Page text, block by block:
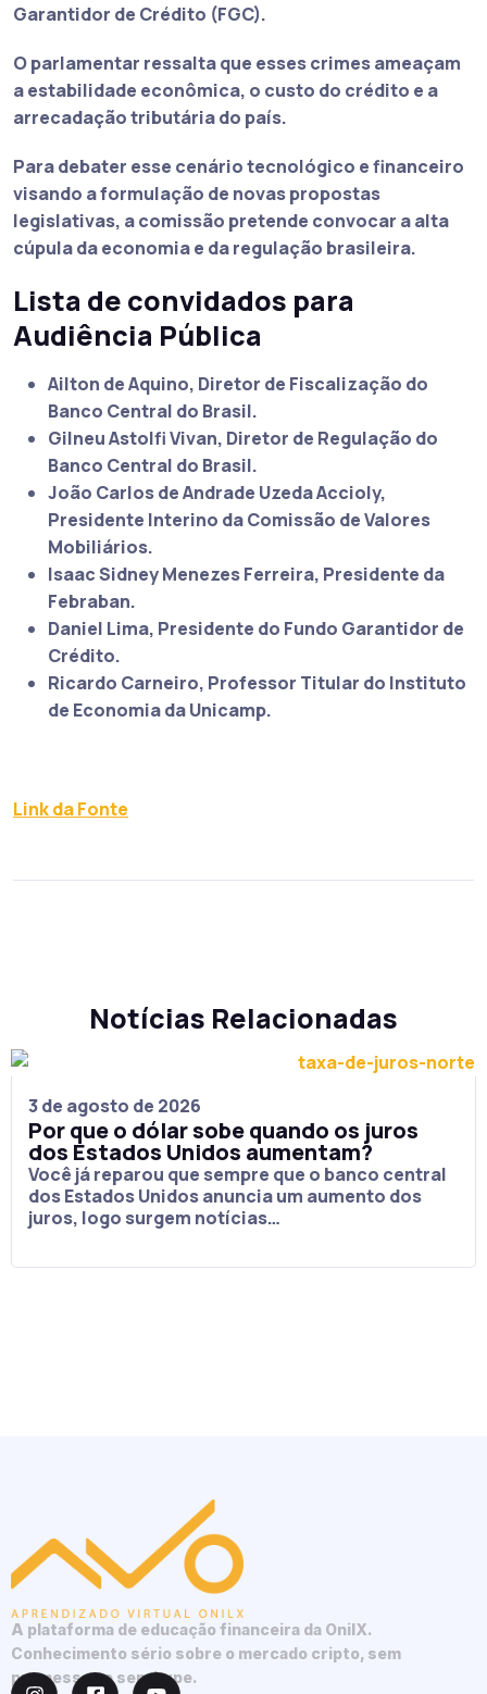
Garantidor de Crédito (FGC).
O parlamentar ressalta que esses crimes ameaçam
a estabilidade econômica, o custo do crédito e a
arrecadação tributária do país.
Para debater esse cenário tecnológico e financeiro
visando a formulação de novas propostas
legislativas, a comissão pretende convocar a alta
cúpula da economia e da regulação brasileira.
Lista de convidados para
Audiência Pública
Ailton de Aquino, Diretor de Fiscalização do
Banco Central do Brasil.
Gilneu Astolfi Vivan, Diretor de Regulação do
Banco Central do Brasil.
João Carlos de Andrade Uzeda Accioly,
Presidente Interino da Comissão de Valores
Mobiliários.
Isaac Sidney Menezes Ferreira, Presidente da
Febraban.
Daniel Lima, Presidente do Fundo Garantidor de
Crédito.
Ricardo Carneiro, Professor Titular do Instituto
de Economia da Unicamp.
Link da Fonte
Notícias Relacionadas
3 de agosto de 2026
Por que o dólar sobe quando os juros
dos Estados Unidos aumentam?
Você já reparou que sempre que o banco central
dos Estados Unidos anuncia um aumento dos
juros, logo surgem notícias…
A plataforma de educação financeira da OnilX.
Conhecimento sério sobre o mercado cripto, sem
promessas e sem hype.